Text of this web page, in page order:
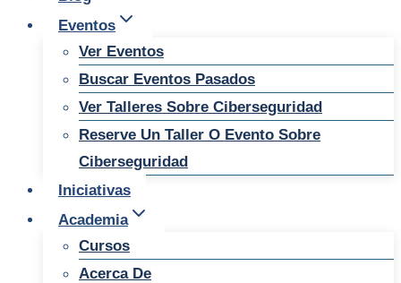
Eventos
Ver Eventos
Buscar Eventos Pasados
Ver Talleres Sobre Ciberseguridad
Reserve Un Taller O Evento Sobre
Ciberseguridad
Iniciativas
Academia
Cursos
Acerca De